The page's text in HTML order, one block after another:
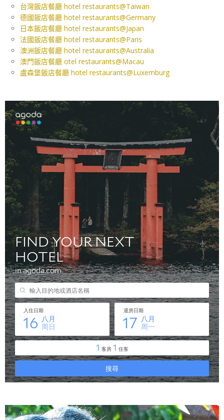
台灣飯店餐廳 hotel restaurants@Taiwan
德國飯店餐廳 hotel restaurants@Germany
日本飯店餐廳 hotel restaurants@Japan
法國飯店餐廳 hotel restaurants@Paris
澳洲飯店餐廳 hotel restaurants@Australia
澳門飯店餐廳 otel restaurants@Macau
盧森堡飯店餐廳 hotel restaurants@Luxemburg